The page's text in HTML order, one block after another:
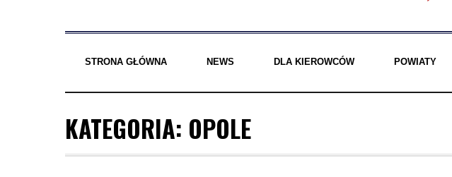
STRONA GŁÓWNA NEWS DLA KIEROWCÓW POWIATY
KATEGORIA: OPOLE